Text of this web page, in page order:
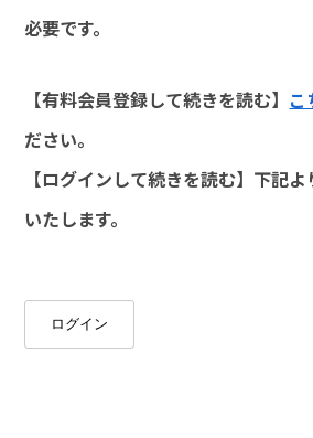
必要です。
【有料会員登録して続きを読む】 こ
ださい。
【ログインして続きを読む】下記
いたします。
ログイン